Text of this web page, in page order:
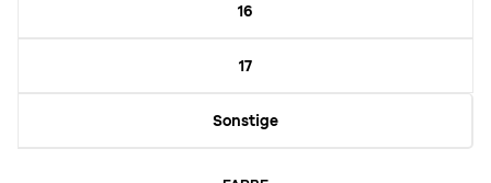
16
17
Sonstige